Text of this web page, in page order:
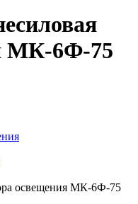
МК-6Ф-75
освещения МК-6Ф-75